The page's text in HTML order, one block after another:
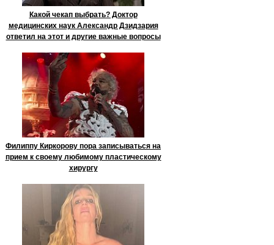
Какой чекап выбрать? Доктор
медицинских наук Александр Дзидзария
ответил на этот и другие важные вопросы
Филиппу Киркорову пора записываться на
прием к своему любимому пластическому
хирургу